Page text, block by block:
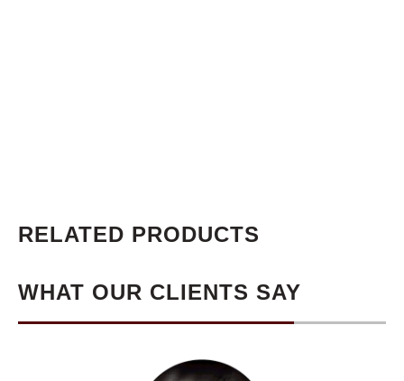
RELATED PRODUCTS
WHAT OUR CLIENTS SAY